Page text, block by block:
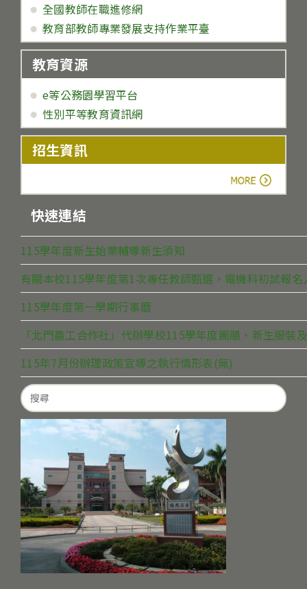
全國教師在職進修網
教育部教師專業發展支持作業平臺
教育資源
e等公務園學習平台
性別平等教育資訊網
招生資訊
快速連結
115學年度新生始業輔導新生須知
有關本校115學年度第1次專任教師甄選，電機科初試報
115學年度第一學期行事曆
「北門農工合作社」代辦學校115學年度團膳、新生服裝
115年7月份辦理政策宣導之執行情形表(無)
Search
for: